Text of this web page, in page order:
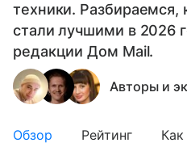
техники. Разбираемся,
стали лучшими в 2026
редакции Дом Mail.
Авторы и
Обзор Рейтинг